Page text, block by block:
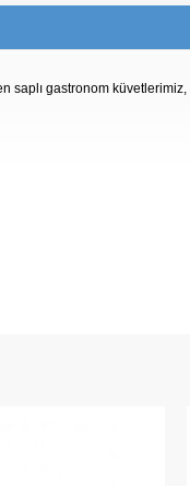
gastronom küvetlerimiz,